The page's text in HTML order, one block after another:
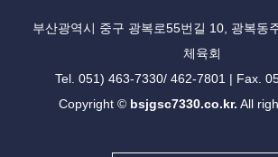
부산광역시 중구 광복로55번길 10, 광복동
체육회
Tel. 051) 463-7330/ 462-7801 | Fax.
Copyright © bsjgsc7330.co.kr. All